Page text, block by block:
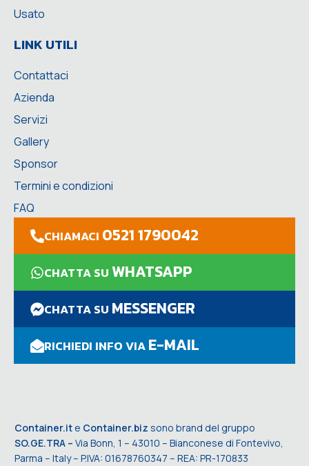
Usato
LINK UTILI
Contattaci
Azienda
Servizi
Gallery
Sponsor
Termini e condizioni
FAQ
CHIAMACI 0521 1790042
CHATTA SUWHATSAPP
CHATTA SU MESSENGER
RICHIEDI INFO VIAE-MAIL
Container.it e Container.biz sono brand del gruppo
SO.GE.TRA – Via Bonn, 1 – 43010 – Bianconese di Fontevivo,
Parma – Italy – P.IVA: 01678760347 – REA: PR-170833